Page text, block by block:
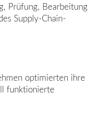
Prüfung, Bearbeitung
Supply-Chain-
optimierten ihre
funktionierte